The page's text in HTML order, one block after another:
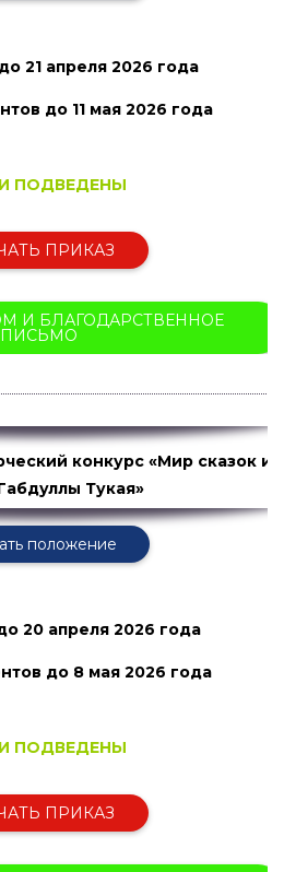
до 21 апреля 2026 года
до 11 мая 2026 года
ПОДВЕДЕНЫ
ПРИКАЗ
И БЛАГОДАРСТВЕННОЕ
ПИСЬМО
конкурс «Мир сказок и
Тукая»
положение
20 апреля 2026 года
до 8 мая 2026 года
ПОДВЕДЕНЫ
ПРИКАЗ